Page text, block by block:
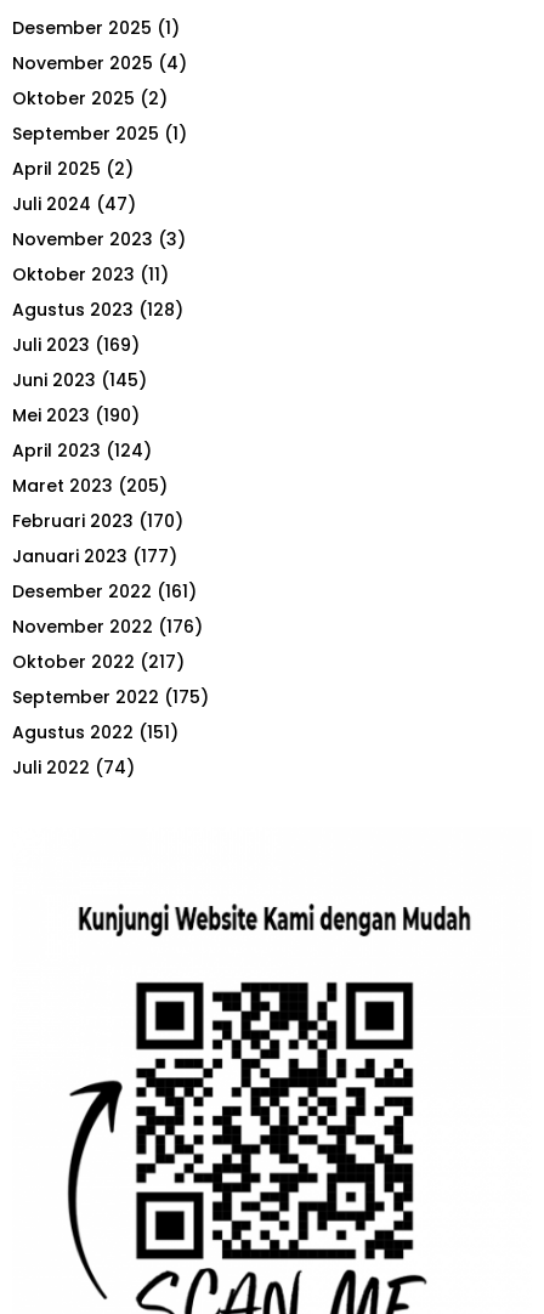
f
o
r
Desember 2025 (1)
November 2025 (4)
Oktober 2025 (2)
September 2025 (1)
April 2025 (2)
Juli 2024 (47)
November 2023 (3)
Oktober 2023 (11)
Agustus 2023 (128)
Juli 2023 (169)
Juni 2023 (145)
Mei 2023 (190)
April 2023 (124)
Maret 2023 (205)
Februari 2023 (170)
Januari 2023 (177)
Desember 2022 (161)
November 2022 (176)
Oktober 2022 (217)
September 2022 (175)
Agustus 2022 (151)
Juli 2022 (74)